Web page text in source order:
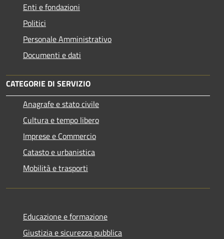
Enti e fondazioni
Politici
Personale Amministrativo
Documenti e dati
CATEGORIE DI SERVIZIO
Anagrafe e stato civile
Cultura e tempo libero
Imprese e Commercio
Catasto e urbanistica
Mobilità e trasporti
Educazione e formazione
Giustizia e sicurezza pubblica